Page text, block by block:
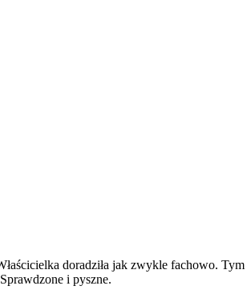
doradziła jak zwykle fachowo. Tym
i pyszne.